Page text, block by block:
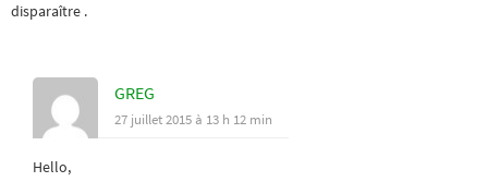
disparaître .
GREG
27 juillet 2015 à 13 h 12 min
Hello,